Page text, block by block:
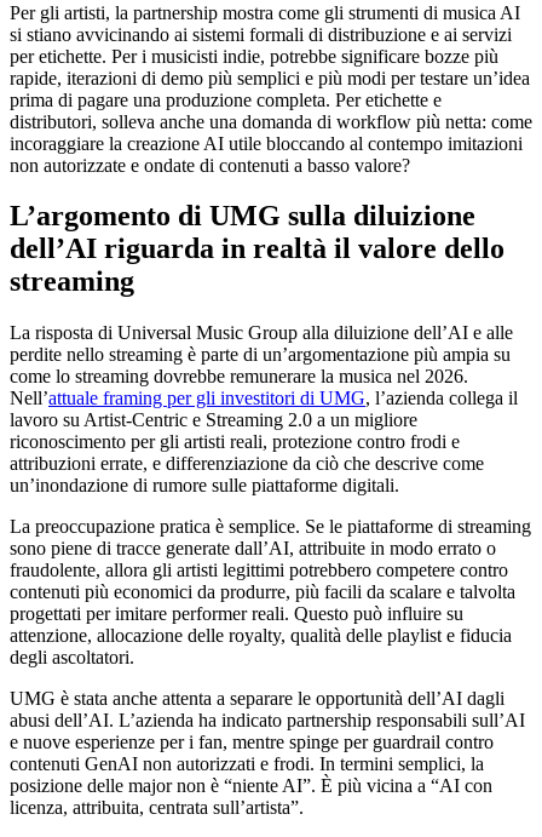
Per gli artisti, la partnership mostra come gli strumenti di musica AI
si stiano avvicinando ai sistemi formali di distribuzione e ai servizi
per etichette. Per i musicisti indie, potrebbe significare bozze più
rapide, iterazioni di demo più semplici e più modi per testare un’idea
prima di pagare una produzione completa. Per etichette e
distributori, solleva anche una domanda di workflow più netta: come
incoraggiare la creazione AI utile bloccando al contempo imitazioni
non autorizzate e ondate di contenuti a basso valore?
L’argomento di UMG sulla diluizione
dell’AI riguarda in realtà il valore dello
streaming
La risposta di Universal Music Group alla diluizione dell’AI e alle
perdite nello streaming è parte di un’argomentazione più ampia su
come lo streaming dovrebbe remunerare la musica nel 2026.
Nell’attuale framing per gli investitori di UMG, l’azienda collega il
lavoro su Artist-Centric e Streaming 2.0 a un migliore
riconoscimento per gli artisti reali, protezione contro frodi e
attribuzioni errate, e differenziazione da ciò che descrive come
un’inondazione di rumore sulle piattaforme digitali.
La preoccupazione pratica è semplice. Se le piattaforme di streaming
sono piene di tracce generate dall’AI, attribuite in modo errato o
fraudolente, allora gli artisti legittimi potrebbero competere contro
contenuti più economici da produrre, più facili da scalare e talvolta
progettati per imitare performer reali. Questo può influire su
attenzione, allocazione delle royalty, qualità delle playlist e fiducia
degli ascoltatori.
UMG è stata anche attenta a separare le opportunità dell’AI dagli
abusi dell’AI. L’azienda ha indicato partnership responsabili sull’AI
e nuove esperienze per i fan, mentre spinge per guardrail contro
contenuti GenAI non autorizzati e frodi. In termini semplici, la
posizione delle major non è “niente AI”. È più vicina a “AI con
licenza, attribuita, centrata sull’artista”.